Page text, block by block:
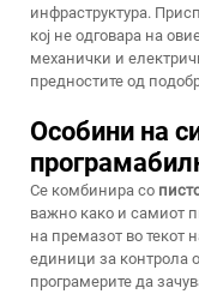
инфраструктура.
кој не одговара на
механички и
предностите од
Особини на
Се комбинира со
важно како и самиот
на премазот во текот
единици за контрола
програмерите да